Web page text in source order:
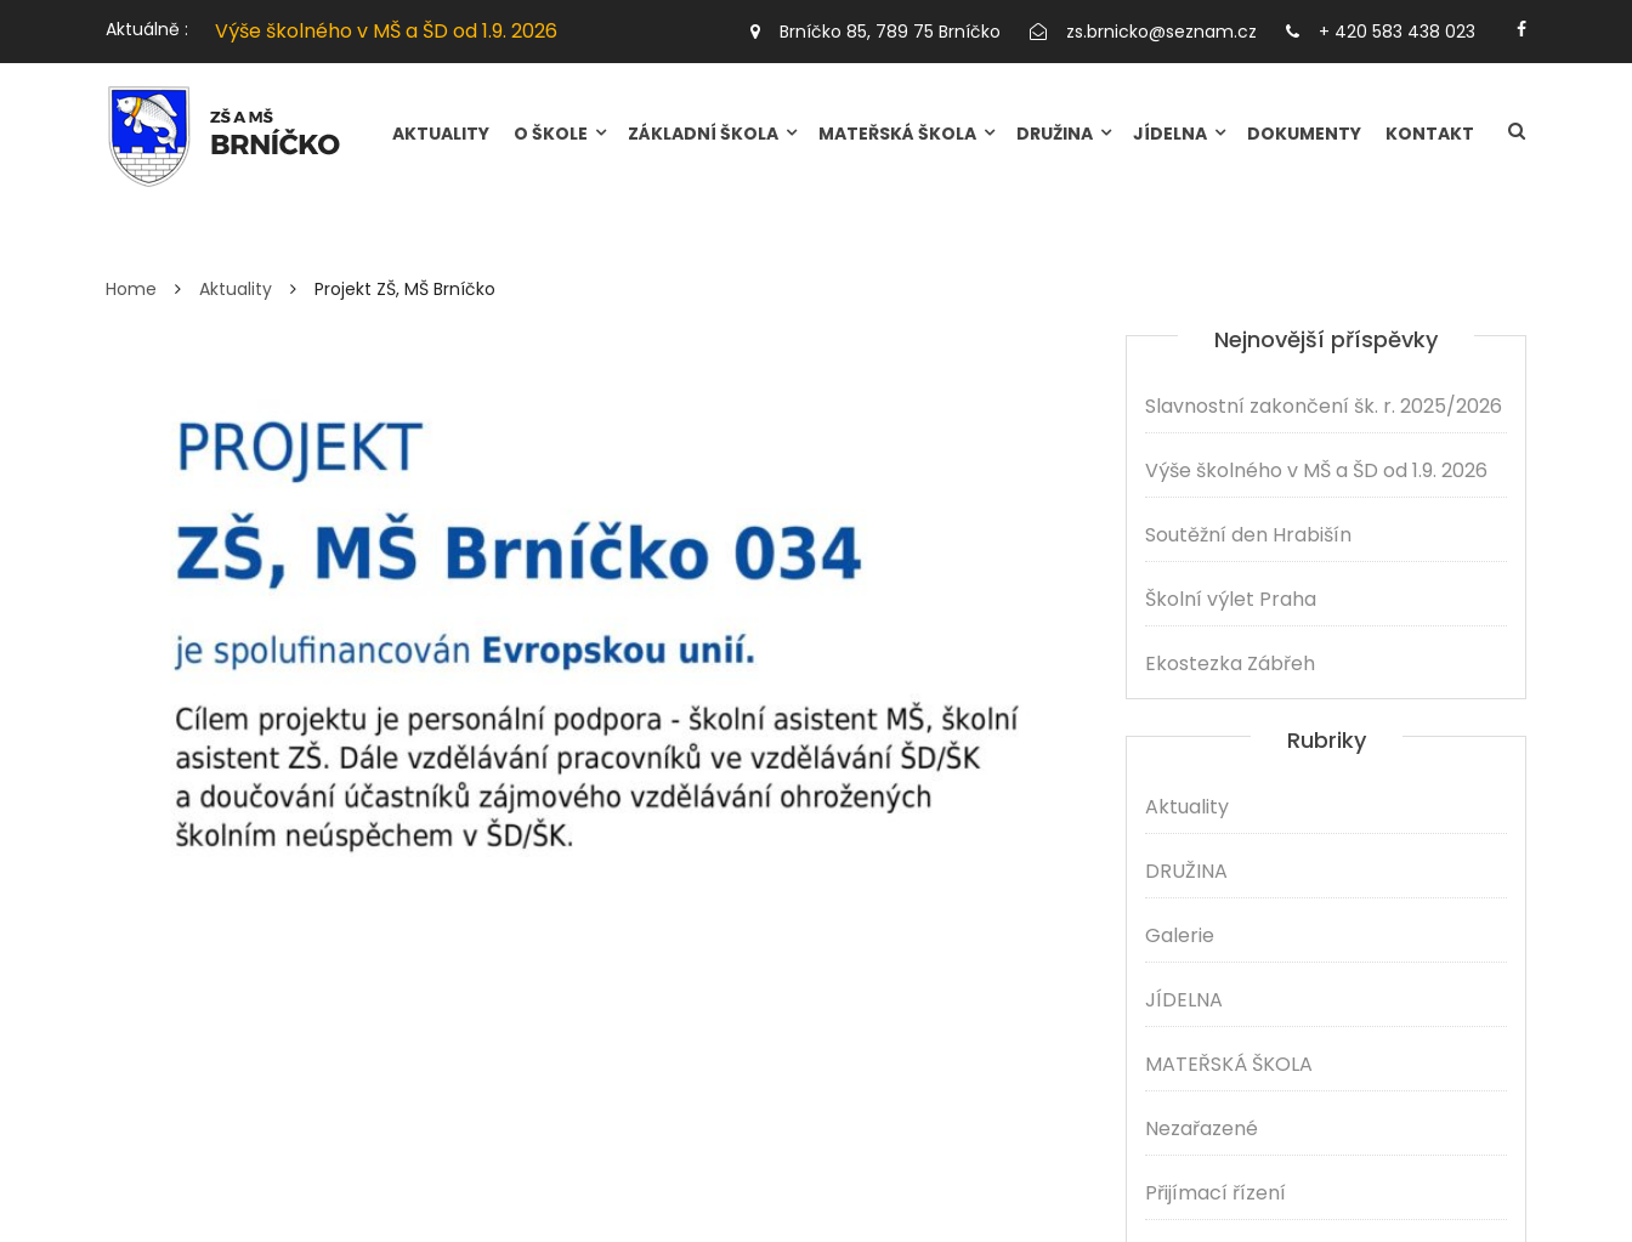
Aktuálně :
Výše školného v MŠ a ŠD od 1.9. 2026
Soutěžní den Hrabišín
Ekostezka Zábřeh
Slavnostní zakončení šk. r. 2025/2026
Brníčko 85, 789 75 Brníčko zs.brnicko@seznam.cz + 420 583 438 023
AKTUALITY O ŠKOLE ZÁKLADNÍ ŠKOLA MATEŘSKÁ ŠKOLA DRUŽINA JÍDELNA DOKUMENTY KONTAKT
Home Aktuality Projekt ZŠ, MŠ Brníčko
Nejnovější příspěvky
Slavnostní zakončení šk. r. 2025/2026
Výše školného v MŠ a ŠD od 1.9. 2026
Soutěžní den Hrabišín
Školní výlet Praha
Ekostezka Zábřeh
Rubriky
Aktuality
DRUŽINA
Galerie
JÍDELNA
MATEŘSKÁ ŠKOLA
Nezařazené
Přijímací řízení